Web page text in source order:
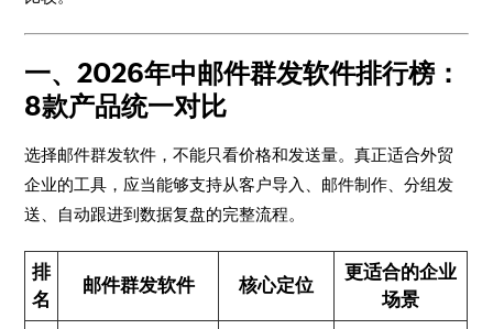
一、2026年中邮件群发软件排行榜：
8款产品统一对比
选择邮件群发软件，不能只看价格和发送量。真正适合外贸
企业的工具，应当能够支持从客户导入、邮件制作、分组发
送、自动跟进到数据复盘的完整流程。
排
名
邮件群发软件 核心定位
更适合的企业
场景